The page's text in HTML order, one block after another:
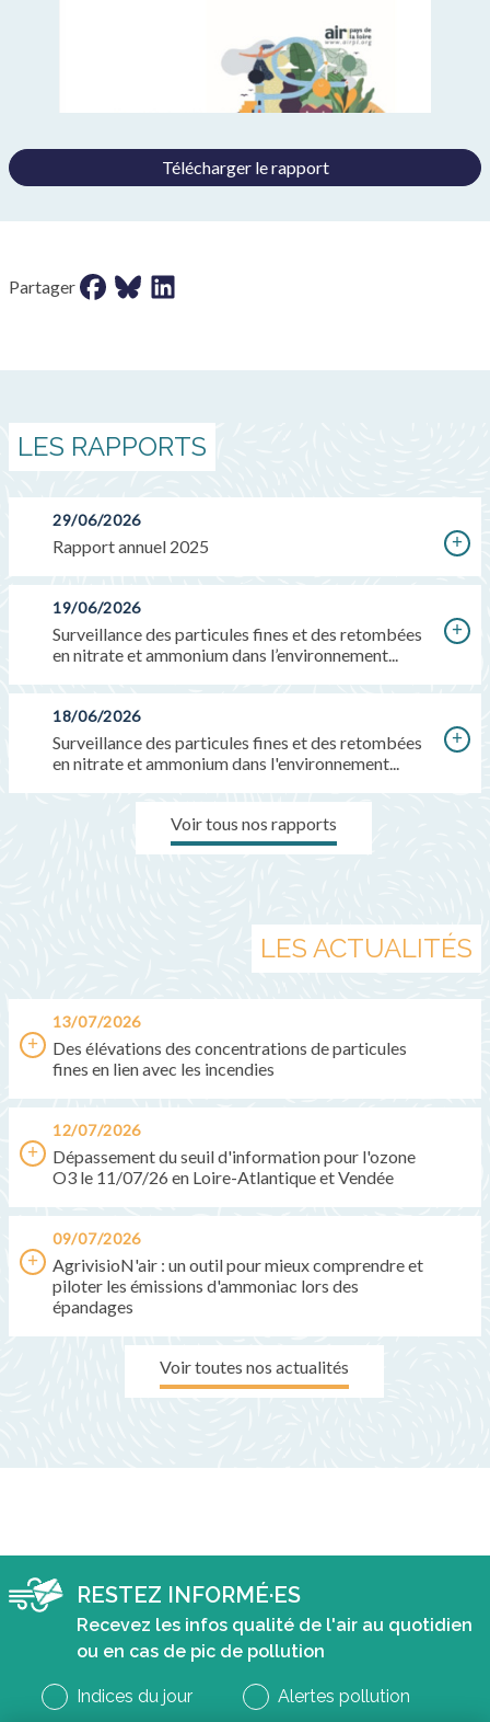
Télécharger le rapport
Partager Partager sur facebook
Partager sur bluesky
Partager sur LinkedIn
LES RAPPORTS
29/06/2026
Rapport annuel 2025
19/06/2026
Surveillance des particules fines et des retombées
en nitrate et ammonium dans l’environnement...
18/06/2026
Surveillance des particules fines et des retombées
en nitrate et ammonium dans l'environnement...
Voir tous nos rapports
LES ACTUALITÉS
13/07/2026
Des élévations des concentrations de particules
fines en lien avec les incendies
12/07/2026
Dépassement du seuil d'information pour l'ozone
O3 le 11/07/26 en Loire-Atlantique et Vendée
09/07/2026
AgrivisioN'air : un outil pour mieux comprendre et
piloter les émissions d'ammoniac lors des
épandages
Voir toutes nos actualités
RESTEZ INFORMÉ·ES
Recevez les infos qualité de l'air au quotidien
ou en cas de pic de pollution
Indices du jour Alertes pollution